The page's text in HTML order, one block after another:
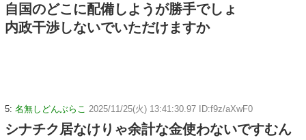
自国のどこに配備しようが勝手でしょ
内政干渉しないでいただけますか
5: 名無しどんぶらこ 2025/11/25(火) 13:41:30.97 ID:f9z/aXwF0
シナチク居なけりゃ余計な金使わないですむん